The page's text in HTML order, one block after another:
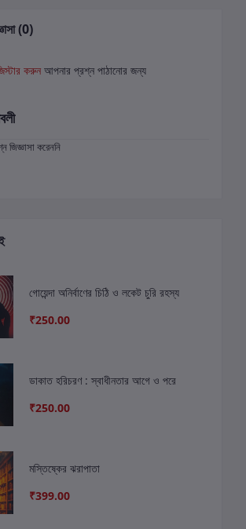
(0)
করুন আপনার প্রশ্ন পাঠানোর জন্য
করেননি
গোয়েন্দা অনির্বাণের চিঠি ও লকেট চুরি রহস্য
₹250.00
ডাকাত হরিচরণ : স্বাধীনতার আগে ও পরে
₹250.00
মস্তিষ্কের ঝরাপাতা
₹399.00